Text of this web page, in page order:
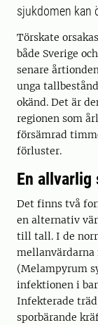
sjukdomen kan
Törskate
både Sverige
senare
unga
okänd. Det är
regionen som
försämrad
förluster.
En allvarlig
Det finns två
en alternativ
till tall. I de
mellanvärdarna
(Melampyrum
infektionen i
Infekterade
sporbärande